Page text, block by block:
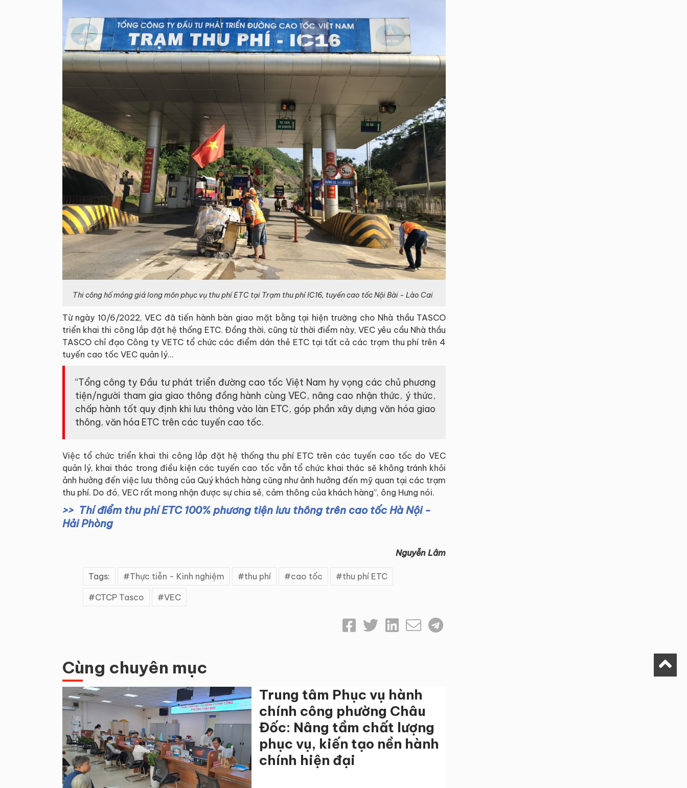
Thi công hố móng giá long môn phục vụ thu phí ETC tại Trạm thu phí IC16, tuyến cao tốc Nội Bài - Lào Cai
Từ ngày 10/6/2022, VEC đã tiến hành bàn giao mặt bằng tại hiện trường cho Nhà thầu TASCO
triển khai thi công lắp đặt hệ thống ETC. Đồng thời, cũng từ thời điểm này, VEC yêu cầu Nhà thầu
TASCO chỉ đạo Công ty VETC tổ chức các điểm dán thẻ ETC tại tất cả các trạm thu phí trên 4
tuyến cao tốc VEC quản lý…
“Tổng công ty Đầu tư phát triển đường cao tốc Việt Nam hy vọng các chủ phương
tiện/người tham gia giao thông đồng hành cùng VEC, nâng cao nhận thức, ý thức,
chấp hành tốt quy định khi lưu thông vào làn ETC, góp phần xây dựng văn hóa giao
thông, văn hóa ETC trên các tuyến cao tốc.
Việc tổ chức triển khai thi công lắp đặt hệ thống thu phí ETC trên các tuyến cao tốc do VEC
quản lý, khai thác trong điều kiện các tuyến cao tốc vẫn tổ chức khai thác sẽ không tránh khỏi
ảnh hưởng đến việc lưu thông của Quý khách hàng cũng như ảnh hưởng đến mỹ quan tại các trạm
thu phí. Do đó, VEC rất mong nhận được sự chia sẻ, cảm thông của khách hàng”, ông Hưng nói.
Thí điểm thu phí ETC 100% phương tiện lưu thông trên cao tốc Hà Nội -
Hải Phòng
Nguyễn Lâm
Tags: Thực tiễn - Kinh nghiệm thu phí cao tốc thu phí ETC
CTCP Tasco VEC
Cùng chuyên mục
Trung tâm Phục vụ hành
chính công phường Châu
Đốc: Nâng tầm chất lượng
phục vụ, kiến tạo nền hành
chính hiện đại